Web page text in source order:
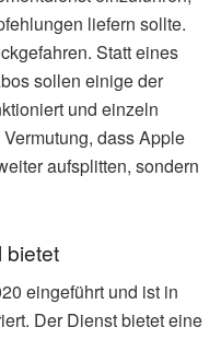
liefern sollte.
Statt eines
sollen einige der
und einzeln
dass Apple
aufsplitten, sondern
bietet
eingeführt und ist in
Der Dienst bietet eine